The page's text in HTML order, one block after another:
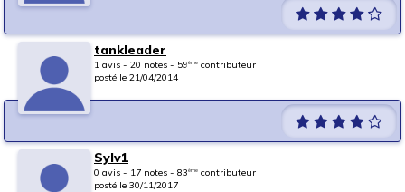
tankleader
1 avis - 20 notes - 59ème contributeur
posté le 21/04/2014
Sylv1
0 avis - 17 notes - 83ème contributeur
posté le 30/11/2017